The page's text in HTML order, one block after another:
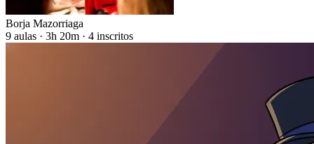
Borja Mazorriaga
9 aulas · 3h 20m · 4 inscritos